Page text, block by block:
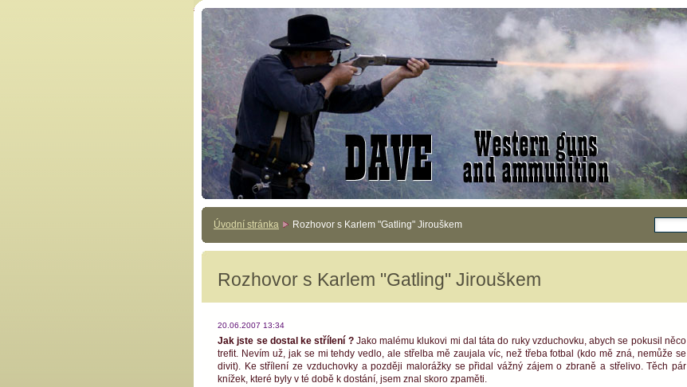
Úvodní stránka Rozhovor s Karlem "Gatling" Jirouškem
Rozhovor s Karlem "Gatling" Jirouškem
20.06.2007 13:34
Jak jste se dostal ke střílení ?Jako malému klukovi mi dal táta do ruky vzduchovku, abych se pokusil něco
trefit. Nevím už, jak se mi tehdy vedlo, ale střelba mě zaujala víc, než třeba fotbal (kdo mě zná, nemůže se
divit). Ke střílení ze vzduchovky a později malorážky se přidal vážný zájem o zbraně a střelivo. Těch pár
knížek, které byly v té době k dostání, jsem znal skoro zpaměti.